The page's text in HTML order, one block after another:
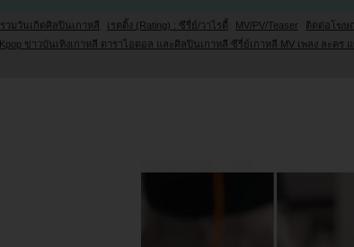
รวมวันเกิดศิลปินเกาหลี เรตติ้ง (Rating) : ซีรี่ย์/วาไรตี้ MV/PV/Teaser ติดต่อโฆษ
Kpop ข่าวบันเทิงเกาหลี ดาราไอดอล และศิลปินเกาหลี ซีรี่ย์เกาหลี MV เพลง ละคร